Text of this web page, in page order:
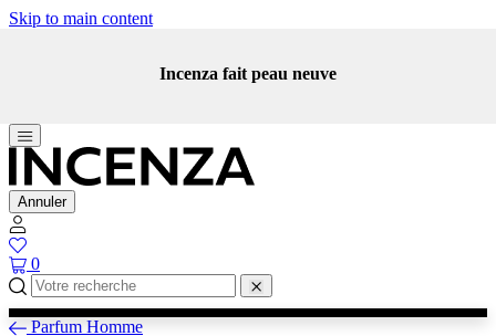
Skip to main content
Incenza fait peau neuve
Annuler
0
Parfum Homme